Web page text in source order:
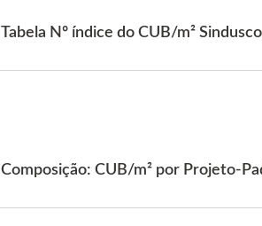
Tabela Nº índice do CUB/m²
Composição: CUB/m² por Projeto-